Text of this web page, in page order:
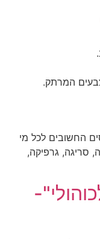
המרתק.
החשובים לכל מי
סריגה, גרפיקה,